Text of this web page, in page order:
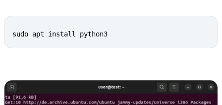
sudo apt install python3